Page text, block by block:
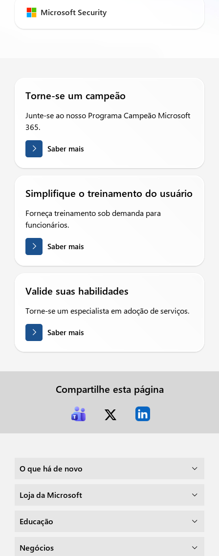
Microsoft Security
Torne-se um campeão
Junte-se ao nosso Programa Campeão Microsoft
365.
Saber mais
Simplifique o treinamento do usuário
Forneça treinamento sob demanda para
funcionários.
Saber mais
Valide suas habilidades
Torne-se um especialista em adoção de serviços.
Saber mais
Compartilhe esta página
O que há de novo
Loja da Microsoft
Educação
Negócios